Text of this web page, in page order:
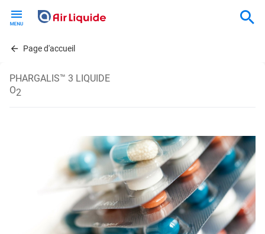
contentPage d'accueil
PHARGALIS™ 3 LIQUIDE
O2